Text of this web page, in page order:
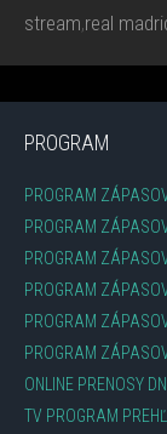
stream,real
PROGRAM
PROGRAM
PROGRAM
PROGRAM
PROGRAM
PROGRAM
PROGRAM
ONLINE PRENOSY
TV PROGRAM